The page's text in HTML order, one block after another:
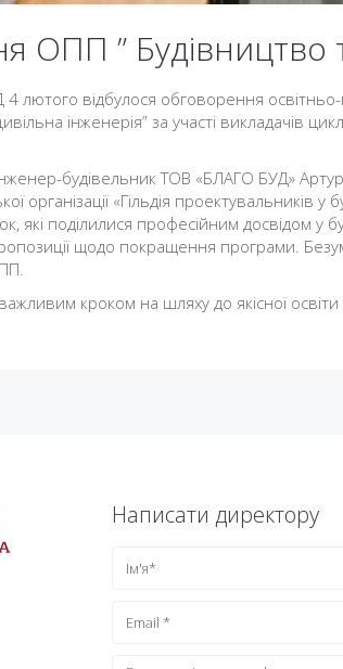
ОПП ” Будівництво
лютого відбулося обговорення
інженерія” за участі викладачів
інженер-будівельник ТОВ «БЛАГО БУД»
організації «Гільдія проектувальників у
які поділилися професійним досвідом у
щодо покращення програми.
важливим кроком на шляху до якісної
Написати директору